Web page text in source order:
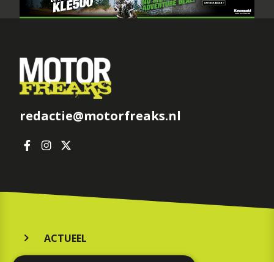
redactie@motorfreaks.nl
ACTUEEL